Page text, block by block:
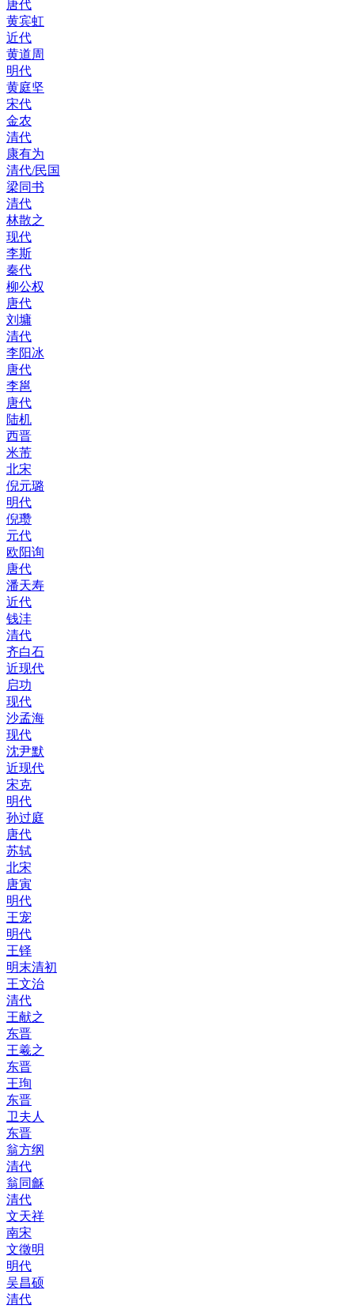
唐代
黄宾虹
近代
黄道周
明代
黄庭坚
宋代
金农
清代
康有为
清代/民国
梁同书
清代
林散之
现代
李斯
秦代
柳公权
唐代
刘墉
清代
李阳冰
唐代
李邕
唐代
陆机
西晋
米芾
北宋
倪元璐
明代
倪瓒
元代
欧阳询
唐代
潘天寿
近代
钱沣
清代
齐白石
近现代
启功
现代
沙孟海
现代
沈尹默
近现代
宋克
明代
孙过庭
唐代
苏轼
北宋
唐寅
明代
王宠
明代
王铎
明末清初
王文治
清代
王献之
东晋
王羲之
东晋
王珣
东晋
卫夫人
东晋
翁方纲
清代
翁同龢
清代
文天祥
南宋
文徵明
明代
吴昌硕
清代